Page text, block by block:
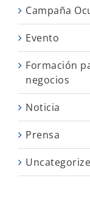
Campaña
Evento
Formación
negocios
Noticia
Prensa